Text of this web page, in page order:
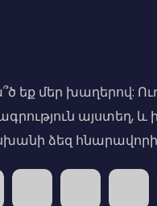
եք մեր խաղերով:
այստեղ, և
ձեզ